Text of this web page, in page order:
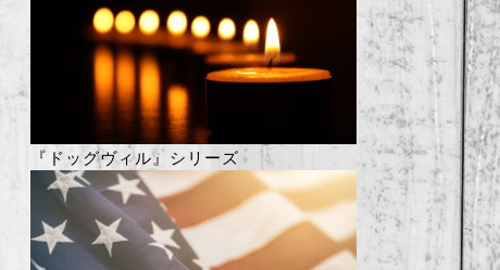
『ドッグヴィル』シリーズ